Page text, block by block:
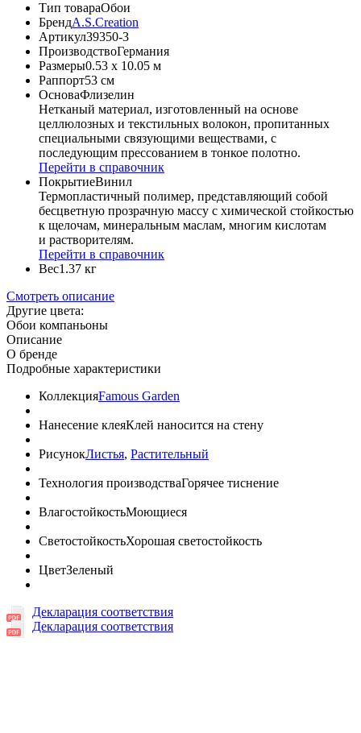
Тип товараОбои
БрендA.S.Creation
Артикул39350-3
ПроизводствоГермания
Размеры0.53 x 10.05 м
Раппорт53 см
ОсноваФлизелин
Нетканый материал, изготовленный на основе
целлюлозных и текстильных волокон, пропитанных
специальными связующими веществами, с
последующим прессованием в тонкое полотно.
Перейти в справочник
ПокрытиеВинил
Термопластичный полимер, представляющий собой
бесцветную прозрачную массу с химической стойкостью
к щелочам, минеральным маслам, многим кислотам
и растворителям.
Перейти в справочник
Вес1.37 кг
Смотреть описание
Другие цвета:
Обои компаньоны
Описание
О бренде
Подробные характеристики
КоллекцияFamous Garden
Нанесение клеяКлей наносится на стену
РисунокЛистья, Растительный
Технология производстваГорячее тиснение
ВлагостойкостьМоющиеся
СветостойкостьХорошая светостойкость
ЦветЗеленый
Декларация соответствия
Декларация соответствия